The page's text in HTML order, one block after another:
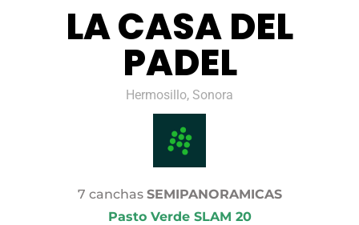
LA CASA DEL
PADEL
Hermosillo, Sonora
7 canchas SEMIPANORAMICAS
Pasto Verde SLAM 20